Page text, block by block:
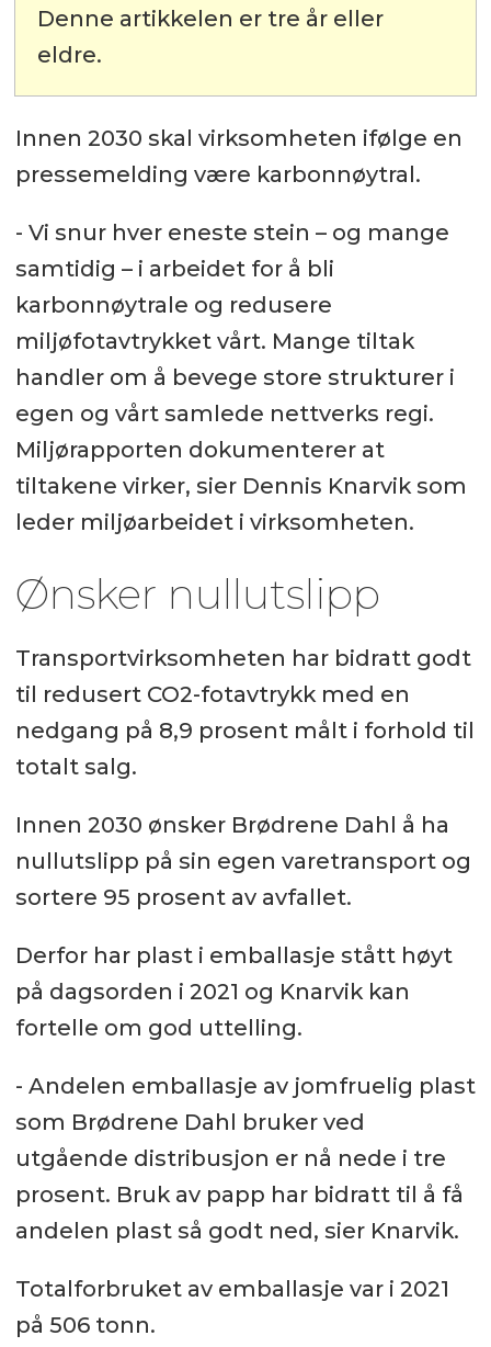
Denne artikkelen er tre år eller
eldre.
Innen 2030 skal virksomheten ifølge en
pressemelding være karbonnøytral.
- Vi snur hver eneste stein – og mange
samtidig – i arbeidet for å bli
karbonnøytrale og redusere
miljøfotavtrykket vårt. Mange tiltak
handler om å bevege store strukturer i
egen og vårt samlede nettverks regi.
Miljørapporten dokumenterer at
tiltakene virker, sier Dennis Knarvik som
leder miljøarbeidet i virksomheten.
Ønsker nullutslipp
Transportvirksomheten har bidratt godt
til redusert CO2-fotavtrykk med en
nedgang på 8,9 prosent målt i forhold til
totalt salg.
Innen 2030 ønsker Brødrene Dahl å ha
nullutslipp på sin egen varetransport og
sortere 95 prosent av avfallet.
Derfor har plast i emballasje stått høyt
på dagsorden i 2021 og Knarvik kan
fortelle om god uttelling.
- Andelen emballasje av jomfruelig plast
som Brødrene Dahl bruker ved
utgående distribusjon er nå nede i tre
prosent. Bruk av papp har bidratt til å få
andelen plast så godt ned, sier Knarvik.
Totalforbruket av emballasje var i 2021
på 506 tonn.